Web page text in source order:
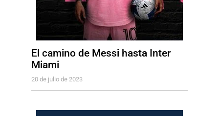
El camino de Messi hasta Inter
Miami
20 de julio de 2023